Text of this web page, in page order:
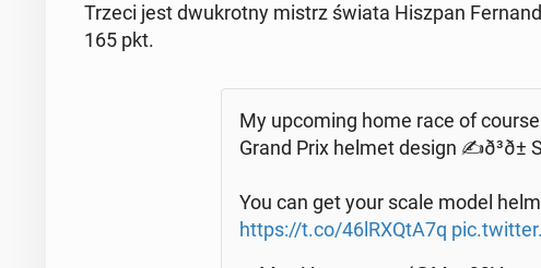
Trzeci jest dwu­krot­ny mistrz świata Hiszpan
165 pkt.
My upco­ming home race of
Grand Prix helmet design ✍ð³ð±
You can get your scale model
https://t.co/46lRXQtA7q